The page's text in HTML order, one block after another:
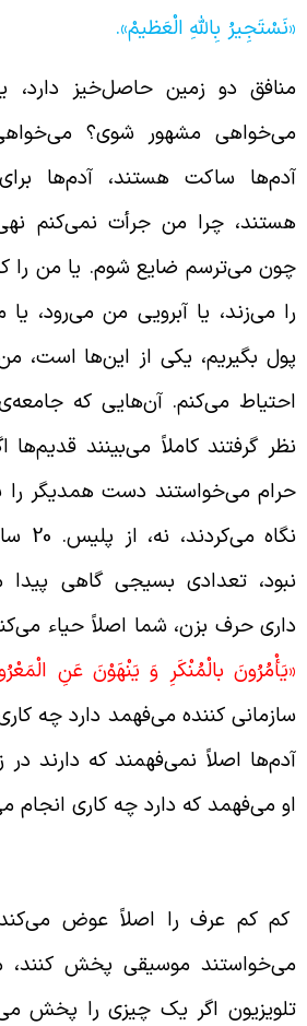
بِاللَّهِ الْعَظیمْ».
دو زمین حاصل‌خیز دارد،
مشهور شوی؟ می‌خواهی
ساکت هستند، آدم‌ها
چرا من جرأت نمی‌کنم نهی
می‌ترسم ضایع شوم. یا من را
می‌زند، یا آبرویی من می‌رود، یا
بگیریم، یکی از این‌ها است، من
گرفتند کاملاً‌ می‌بینند‌ قدیم‌ها
می‌خواستند دست همدیگر را
نگاه
تعدادی بسیجی گاهی پیدا
حرف بزن، شما اصلاً حیاء
بالْمُنْكَرِ وَ يَنْهَوْنَ عَنِ
کننده می‌فهمد دارد چه
اصلاً نمی‌فهمند که دارند در
می‌فهمد که دارد چه کاری انجام
کم عرف را اصلاً‌ عوض می‌کند،
موسیقی پخش کنند، من
اگر یک چیزی را پخش